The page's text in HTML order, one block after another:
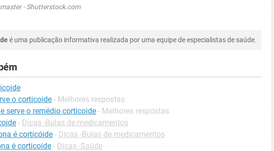
- Shutterstock.com
é uma publicação informativa realizada por uma equipe de especialistas de saúde.
o corticoide - Melhores respostas
serve o remédio corticoide - Melhores respostas
- Dicas -Bulas de medicamentos
é corticóide - Dicas -Bulas de medicamentos
é corticoide - Dicas -Saúde